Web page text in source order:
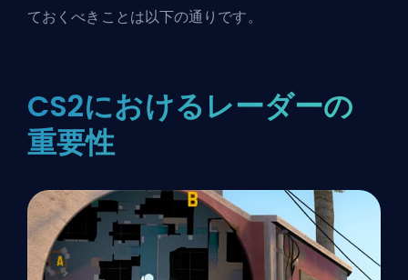
ておくべきことは以下の通りです。
CS2におけるレーダーの
重要性